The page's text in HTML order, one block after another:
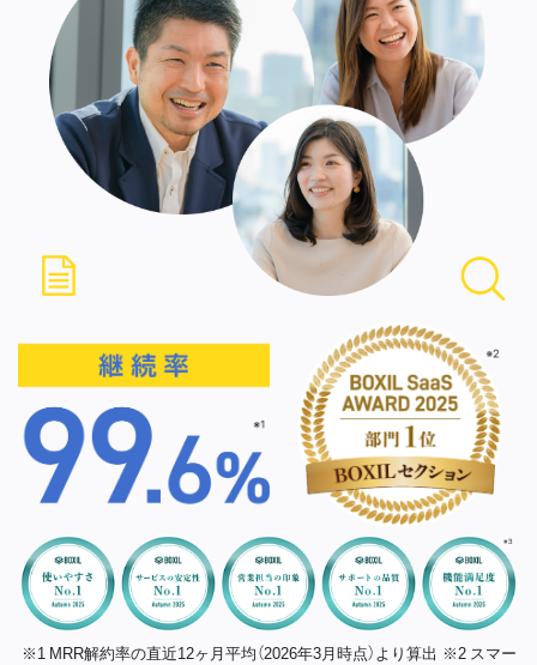
※1 MRR解約率の直近12ヶ月平均（2026年3月時点）より算出 ※2 スマー